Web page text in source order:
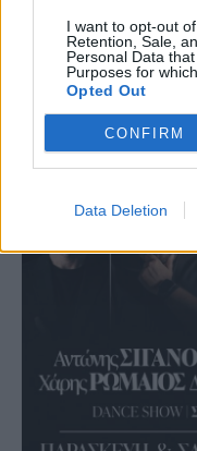
I want to opt-out
Retention, Sale,
Personal Data
Purposes for
Opted Out
CONFIRM
Data Deletion